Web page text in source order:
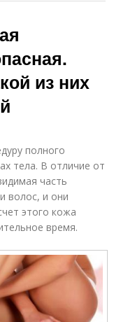
из них
полного
тела. В отличие от
часть
волос, и они
этого кожа
время.